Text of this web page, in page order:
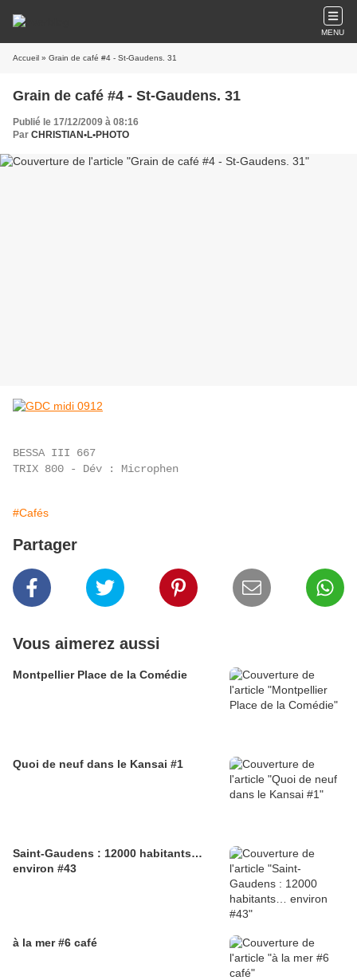
MENU
Accueil » Grain de café #4 - St-Gaudens. 31
Grain de café #4 - St-Gaudens. 31
Publié le 17/12/2009 à 08:16
Par CHRISTIAN•L•PHOTO
BESSA III 667
TRIX 800 - Dév : Microphen
#Cafés
Partager
Vous aimerez aussi
Montpellier Place de la Comédie
Quoi de neuf dans le Kansai #1
Saint-Gaudens : 12000 habitants…
environ #43
à la mer #6 café